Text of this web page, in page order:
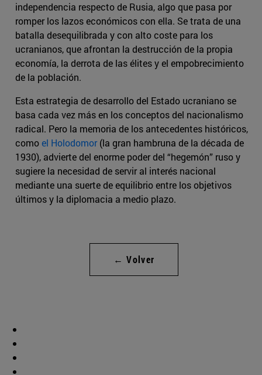
independencia respecto de Rusia, algo que pasa por
romper los lazos económicos con ella. Se trata de una
batalla desequilibrada y con alto coste para los
ucranianos, que afrontan la destrucción de la propia
economía, la derrota de las élites y el empobrecimiento
de la población.
Esta estrategia de desarrollo del Estado ucraniano se
basa cada vez más en los conceptos del nacionalismo
radical. Pero la memoria de los antecedentes históricos,
comoel Holodomor(la gran hambruna de la década de
1930), advierte del enorme poder del “hegemón” ruso y
sugiere la necesidad de servir al interés nacional
mediante una suerte de equilibrio entre los objetivos
últimos y la diplomacia a medio plazo.
← Volver